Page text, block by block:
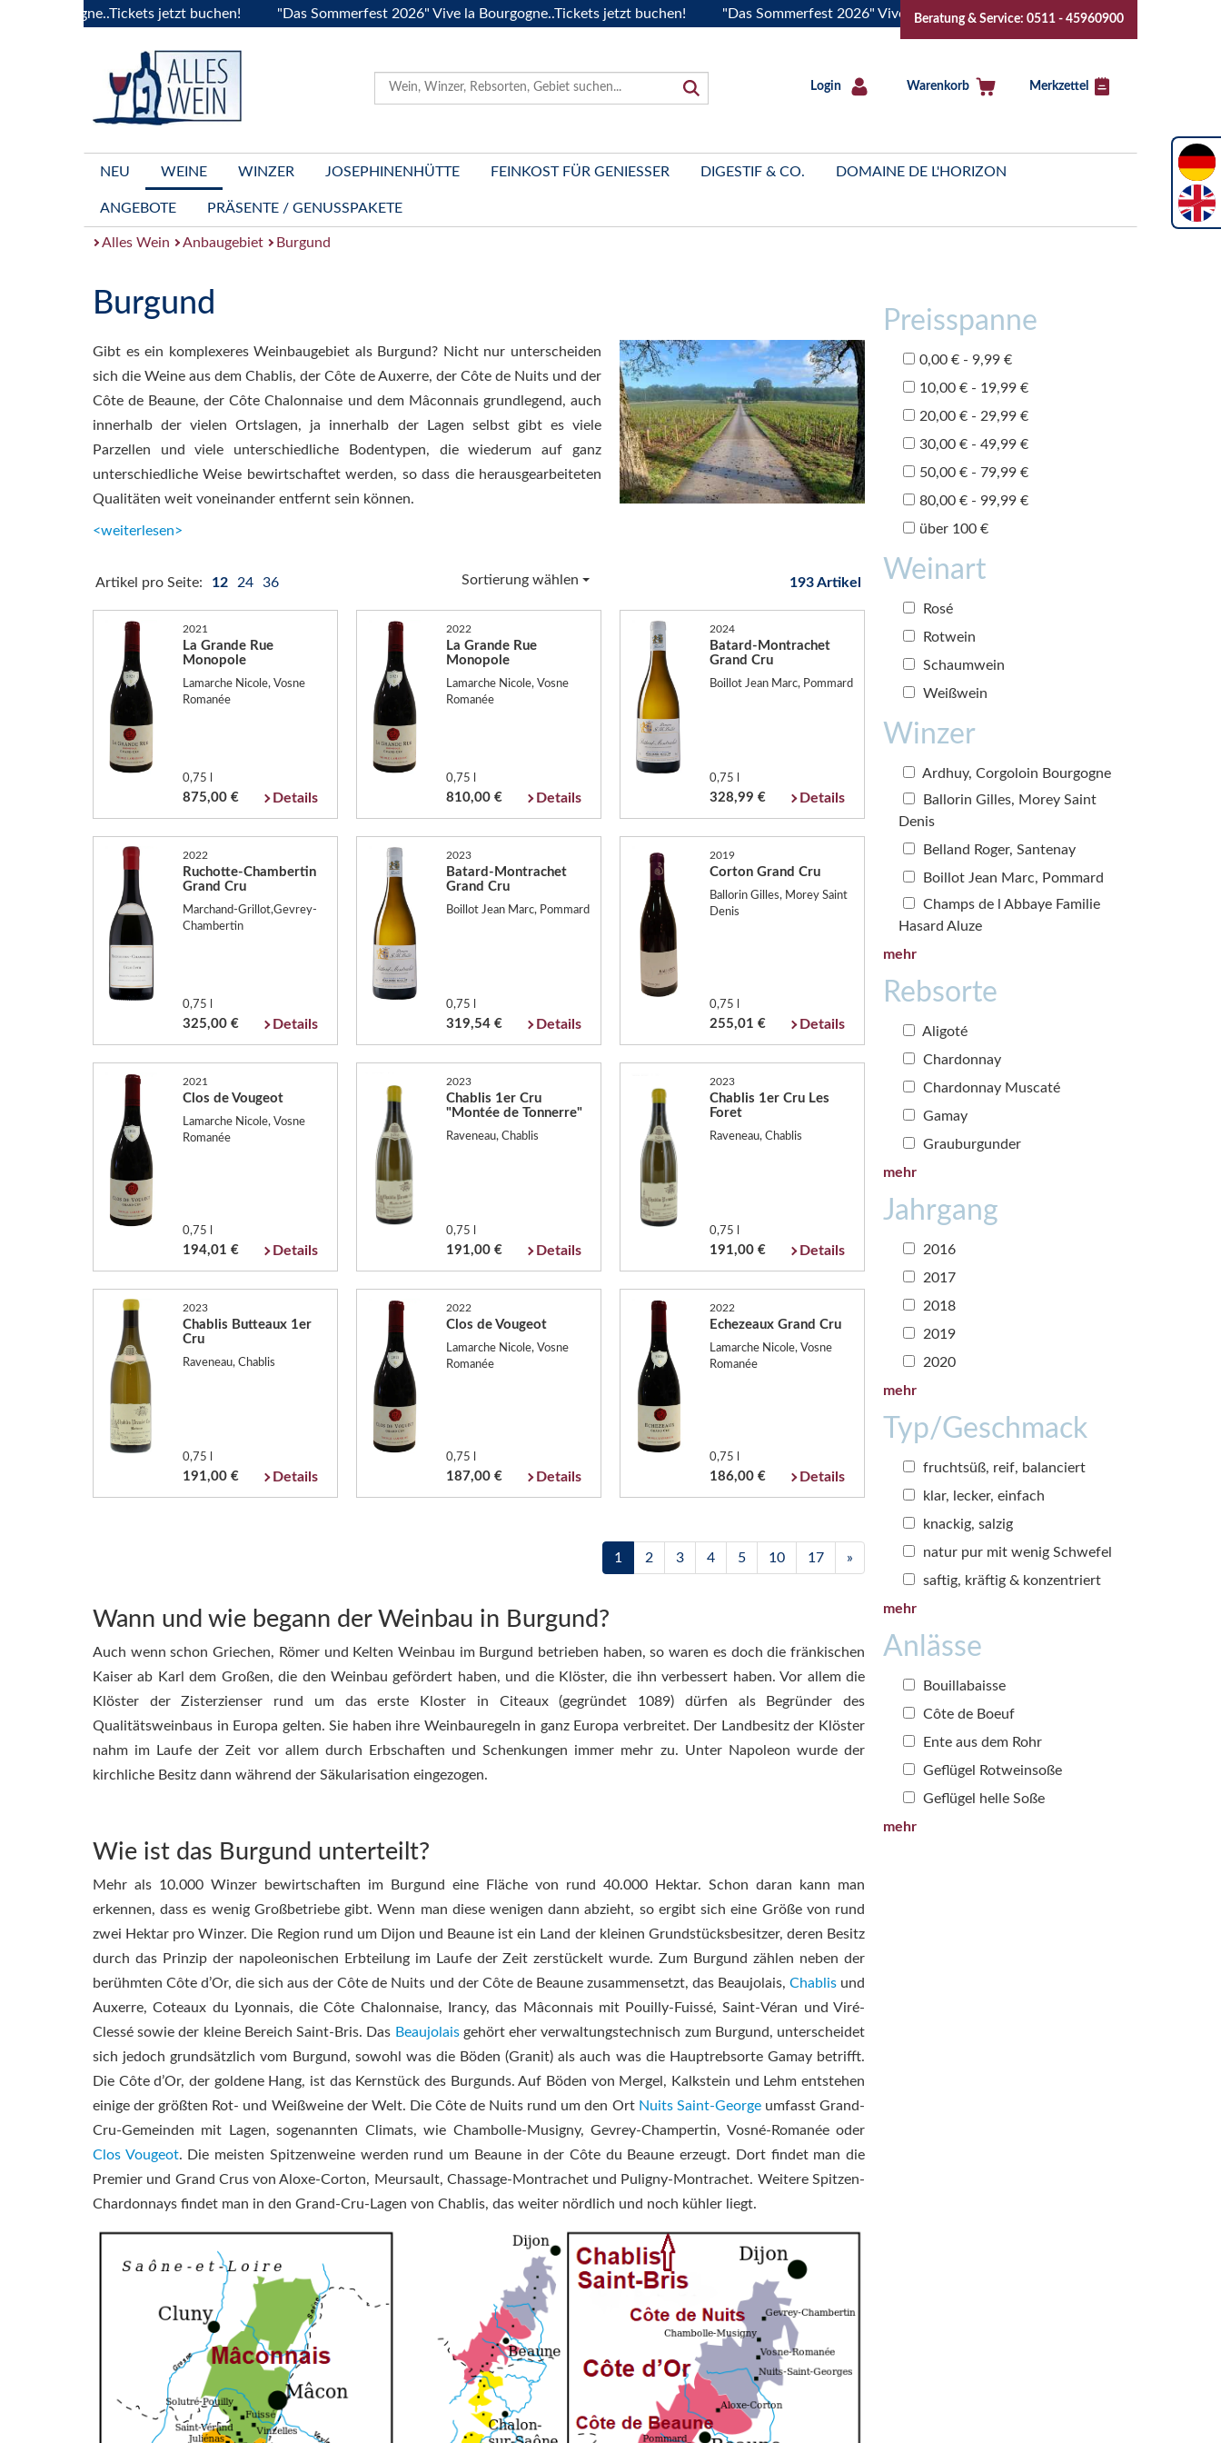
jetzt buchen! "Das Sommerfest 2026" Vive la Bourgogne..Tickets jetzt buchen! "Das Sommerfest 2026" Vive la Bourgogne..Tickets jetzt buchen! "Das
Beratung & Service: 0511 - 45960900
Login Warenkorb Merkzettel
NEU WEINE WINZER JOSEPHINENHÜTTE FEINKOST FÜR GENIESSER DIGESTIF & CO. DOMAINE DE L'HORIZON
ANGEBOTE PRÄSENTE / GENUSSPAKETE
Alles Wein Anbaugebiet Burgund
Burgund
Gibt es ein komplexeres Weinbaugebiet als Burgund? Nicht nur unterscheiden
sich die Weine aus dem Chablis, der Côte de Auxerre, der Côte de Nuits und der
Côte de Beaune, der Côte Chalonnaise und dem Mâconnais grundlegend, auch
innerhalb der vielen Ortslagen, ja innerhalb der Lagen selbst gibt es viele
Parzellen und viele unterschiedliche Bodentypen, die wiederum auf ganz
unterschiedliche Weise bewirtschaftet werden, so dass die herausgearbeiteten
Qualitäten weit voneinander entfernt sein können.
<weiterlesen>
Artikel pro Seite: 12 24 36 Sortierung wählen 193 Artikel
2021
La Grande Rue
Monopole
Lamarche Nicole, Vosne
Romanée
0,75 l
875,00 € Details
2022
La Grande Rue
Monopole
Lamarche Nicole, Vosne
Romanée
0,75 l
810,00 € Details
2024
Batard-Montrachet
Grand Cru
Boillot Jean Marc, Pommard
0,75 l
328,99 € Details
2022
Ruchotte-Chambertin
Grand Cru
Marchand-Grillot,Gevrey-
Chambertin
0,75 l
325,00 € Details
2023
Batard-Montrachet
Grand Cru
Boillot Jean Marc, Pommard
0,75 l
319,54 € Details
2019
Corton Grand Cru
Ballorin Gilles, Morey Saint
Denis
0,75 l
255,01 € Details
2021
Clos de Vougeot
Lamarche Nicole, Vosne
Romanée
0,75 l
194,01 € Details
2023
Chablis 1er Cru
"Montée de Tonnerre"
Raveneau, Chablis
0,75 l
191,00 € Details
2023
Chablis 1er Cru Les
Foret
Raveneau, Chablis
0,75 l
191,00 € Details
2023
Chablis Butteaux 1er
Cru
Raveneau, Chablis
0,75 l
191,00 € Details
2022
Clos de Vougeot
Lamarche Nicole, Vosne
Romanée
0,75 l
187,00 € Details
2022
Echezeaux Grand Cru
Lamarche Nicole, Vosne
Romanée
0,75 l
186,00 € Details
1 2 3 4 5 10 17 »
Wann und wie begann der Weinbau in Burgund?
Auch wenn schon Griechen, Römer und Kelten Weinbau im Burgund betrieben haben, so waren es doch die fränkischen
Kaiser ab Karl dem Großen, die den Weinbau gefördert haben, und die Klöster, die ihn verbessert haben. Vor allem die
Klöster der Zisterzienser rund um das erste Kloster in Citeaux (gegründet 1089) dürfen als Begründer des
Qualitätsweinbaus in Europa gelten. Sie haben ihre Weinbauregeln in ganz Europa verbreitet. Der Landbesitz der Klöster
nahm im Laufe der Zeit vor allem durch Erbschaften und Schenkungen immer mehr zu. Unter Napoleon wurde der
kirchliche Besitz dann während der Säkularisation eingezogen.
Wie ist das Burgund unterteilt?
Mehr als 10.000 Winzer bewirtschaften im Burgund eine Fläche von rund 40.000 Hektar. Schon daran kann man
erkennen, dass es wenig Großbetriebe gibt. Wenn man diese wenigen dann abzieht, so ergibt sich eine Größe von rund
zwei Hektar pro Winzer. Die Region rund um Dijon und Beaune ist ein Land der kleinen Grundstücksbesitzer, deren Besitz
durch das Prinzip der napoleonischen Erbteilung im Laufe der Zeit zerstückelt wurde. Zum Burgund zählen neben der
berühmten Côte d’Or, die sich aus der Côte de Nuits und der Côte de Beaune zusammensetzt, das Beaujolais, Chablisund
Auxerre, Coteaux du Lyonnais, die Côte Chalonnaise, Irancy, das Mâconnais mit Pouilly-Fuissé, Saint-Véran und Viré-
Clessé sowie der kleine Bereich Saint-Bris. Das Beaujolaisgehört eher verwaltungstechnisch zum Burgund, unterscheidet
sich jedoch grundsätzlich vom Burgund, sowohl was die Böden (Granit) als auch was die Hauptrebsorte Gamay betrifft.
Die Côte d’Or, der goldene Hang, ist das Kernstück des Burgunds. Auf Böden von Mergel, Kalkstein und Lehm entstehen
einige der größten Rot- und Weißweine der Welt. Die Côte de Nuits rund um den Ort Nuits Saint-Georgeumfasst Grand-
Cru-Gemeinden mit Lagen, sogenannten Climats, wie Chambolle-Musigny, Gevrey-Champertin, Vosné-Romanée oder
Clos Vougeot. Die meisten Spitzenweine werden rund um Beaune in der Côte du Beaune erzeugt. Dort findet man die
Premier und Grand Crus von Aloxe-Corton, Meursault, Chassage-Montrachet und Puligny-Montrachet. Weitere Spitzen-
Chardonnays findet man in den Grand-Cru-Lagen von Chablis, das weiter nördlich und noch kühler liegt.
Preisspanne
0,00 € - 9,99 €
10,00 € - 19,99 €
20,00 € - 29,99 €
30,00 € - 49,99 €
50,00 € - 79,99 €
80,00 € - 99,99 €
über 100 €
Weinart
Rosé
Rotwein
Schaumwein
Weißwein
Winzer
Ardhuy, Corgoloin Bourgogne
Ballorin Gilles, Morey Saint
Denis
Belland Roger, Santenay
Boillot Jean Marc, Pommard
Champs de l Abbaye Familie
Hasard Aluze
mehr
Rebsorte
Aligoté
Chardonnay
Chardonnay Muscaté
Gamay
Grauburgunder
mehr
Jahrgang
2016
2017
2018
2019
2020
mehr
Typ/Geschmack
fruchtsüß, reif, balanciert
klar, lecker, einfach
knackig, salzig
natur pur mit wenig Schwefel
saftig, kräftig & konzentriert
mehr
Anlässe
Bouillabaisse
Côte de Boeuf
Ente aus dem Rohr
Geflügel Rotweinsoße
Geflügel helle Soße
mehr